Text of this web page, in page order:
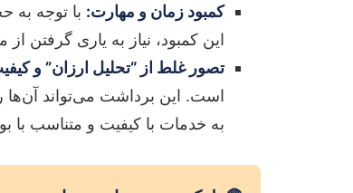
کمبود زمان و مهارت: با توجه به
این کمبود، نیاز به یاری گرفتن
تصور غلط از “تحلیل ارزان” و
است. این برداشت می‌تواند آن‌ها
به خدمات با کیفیت و متناسب با